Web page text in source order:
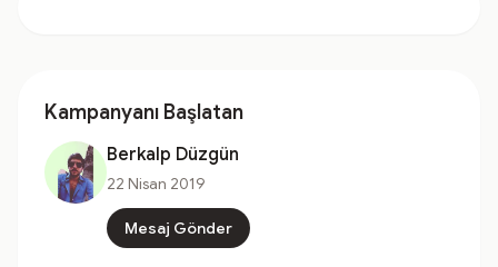
Kampanyanı Başlatan
Berkalp Düzgün
22 Nisan 2019
Mesaj Gönder